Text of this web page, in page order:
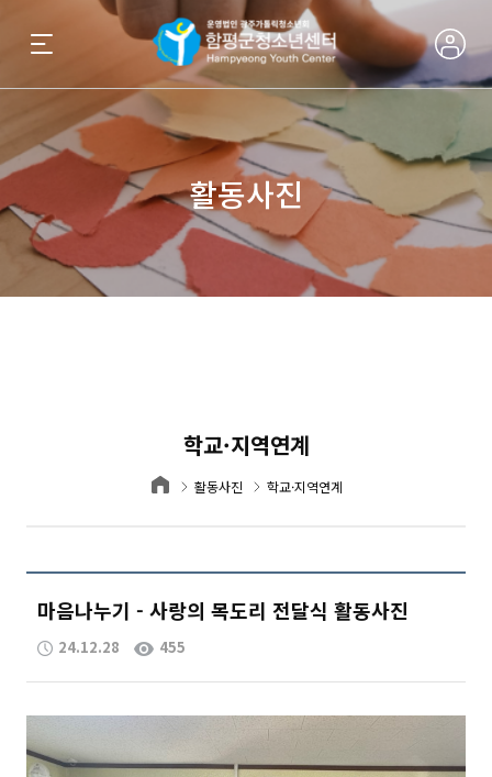
활동사진
학교·지역연계
활동사진 학교·지역연계
마음나누기 - 사랑의 목도리 전달식 활동사진
24.12.28 455